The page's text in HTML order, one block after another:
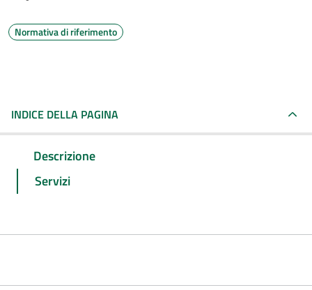
Normativa di riferimento
INDICE DELLA PAGINA
Descrizione
Servizi